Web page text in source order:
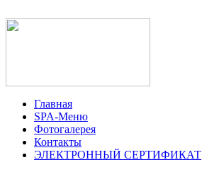
Главная
SPA-Меню
Фотогалерея
Контакты
ЭЛЕКТРОННЫЙ СЕРТИФИКАТ